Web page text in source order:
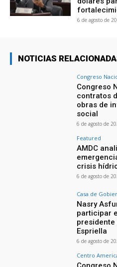
6 de agosto de
NOTICIAS
Congreso
Congreso
contratos
obras de
social
6 de agosto de
Featured
AMDC
crisis
6 de agosto de
Casa de
Nasry
participar
Espriella
6 de agosto de
Centro